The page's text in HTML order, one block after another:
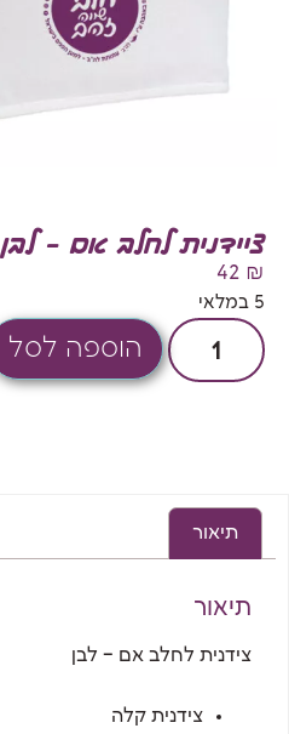
ציידנית לחלב אם – לבן
42 ₪
5 במלאי
הוספה לסל
תיאור
תיאור
צידנית לחלב אם – לבן
צידנית קלה